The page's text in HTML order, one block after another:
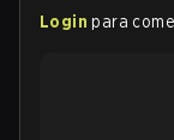
Login para